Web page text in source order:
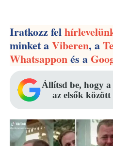
Iratkozz fel
minket aViberen, a
Whatsapponés a
Állítsd be, hogy
az elsők